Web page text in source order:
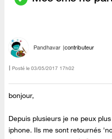
Pandhavar contributeur
Posté le ‎03/05/2017 17h02
bonjour,
Depuis plusieurs je ne peux
iphone. Ils me sont retournés